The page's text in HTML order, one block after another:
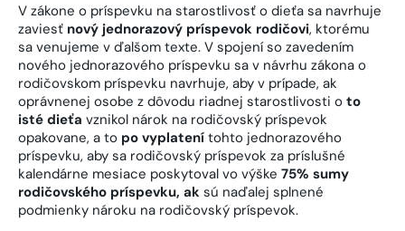
V zákone o príspevku na starostlivosť o dieťa sa navrhuje
zaviesť nový jednorazový príspevok rodičovi, ktorému
sa venujeme v ďalšom texte. V spojení so zavedením
nového jednorazového príspevku sa v návrhu zákona o
rodičovskom príspevku navrhuje, aby v prípade, ak
oprávnenej osobe z dôvodu riadnej starostlivosti o to
isté dieťa vznikol nárok na rodičovský príspevok
opakovane, a to po vyplatení tohto jednorazového
príspevku, aby sa rodičovský príspevok za príslušné
kalendárne mesiace poskytoval vo výške 75% sumy
rodičovského príspevku, ak sú naďalej splnené
podmienky nároku na rodičovský príspevok.